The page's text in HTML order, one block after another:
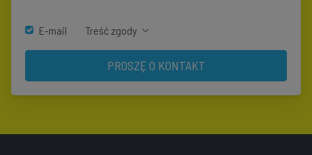
E-mail Treść zgody
PROSZĘ O KONTAKT